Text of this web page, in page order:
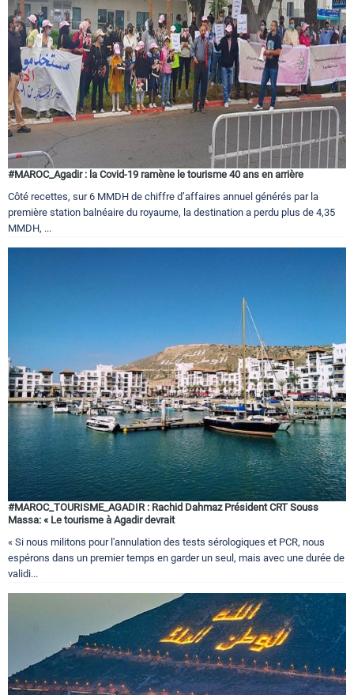
#MAROC_Agadir : la Covid-19 ramène le tourisme 40 ans en arrière
Côté recettes, sur 6 MMDH de chiffre d’affaires annuel générés par la
première station balnéaire du royaume, la destination a perdu plus de 4,35
MMDH, ...
#MAROC_TOURISME_AGADIR : Rachid Dahmaz Président CRT Souss
Massa: « Le tourisme à Agadir devrait
« Si nous militons pour l'annulation des tests sérologiques et PCR, nous
espérons dans un premier temps en garder un seul, mais avec une durée de
validi...